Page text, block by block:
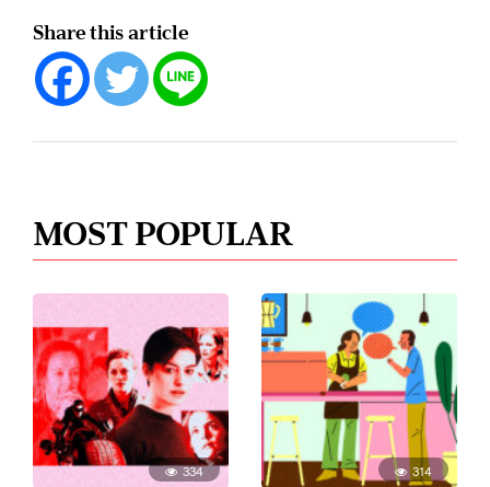
Share this article
MOST POPULAR
334 314